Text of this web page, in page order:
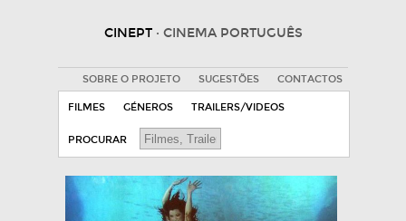
CINEPT · CINEMA PORTUGUÊS
SOBRE O PROJETO SUGESTÕES CONTACTOS
FILMES GÉNEROS TRAILERS/VIDEOS
PROCURAR